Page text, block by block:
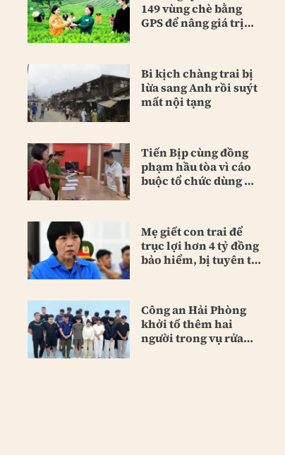
149 vùng chè bằng
GPS để nâng giá trị
Bi kịch chàng trai bị
lừa sang Anh rồi suýt
mất nội tạng
Tiến Bịp cùng đồng
phạm hầu tòa vì cáo
buộc tổ chức dùng ma
Mẹ giết con trai để
trục lợi hơn 4 tỷ đồng
bảo hiểm, bị tuyên tù
Công an Hải Phòng
khởi tố thêm hai
người trong vụ rửa